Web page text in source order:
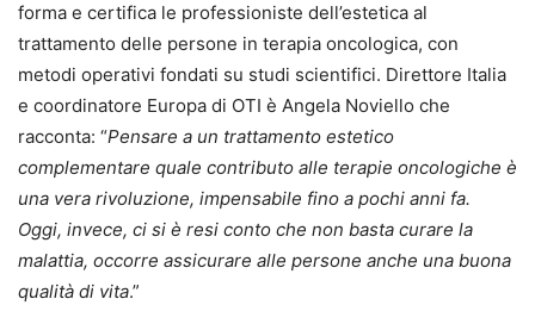
forma e certifica le professioniste dell’estetica al
trattamento delle persone in terapia oncologica, con
metodi operativi fondati su studi scientifici. Direttore Italia
e coordinatore Europa di OTI è Angela Noviello che
racconta: “Pensare a un trattamento estetico
complementare quale contributo alle terapie oncologiche è
una vera rivoluzione, impensabile fino a pochi anni fa.
Oggi, invece, ci si è resi conto che non basta curare la
malattia, occorre assicurare alle persone anche una buona
qualità di vita.”